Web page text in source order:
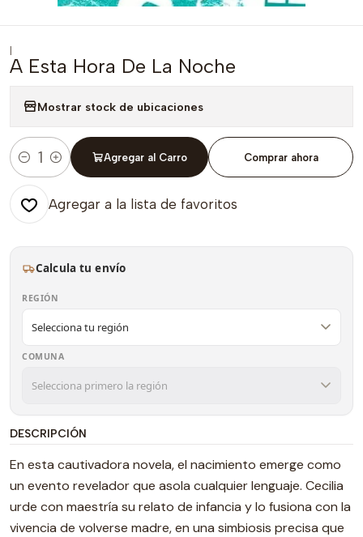
|
A Esta Hora De La Noche
Mostrar stock de ubicaciones
Cantidad
Agregar al Carro Comprar ahora
Agregar a la lista de favoritos
Calcula tu envío
REGIÓN
COMUNA
DESCRIPCIÓN
En esta cautivadora novela, el nacimiento emerge como
un evento revelador que asola cualquier lenguaje. Cecilia
urde con maestría su relato de infancia y lo fusiona con la
vivencia de volverse madre, en una simbiosis precisa que